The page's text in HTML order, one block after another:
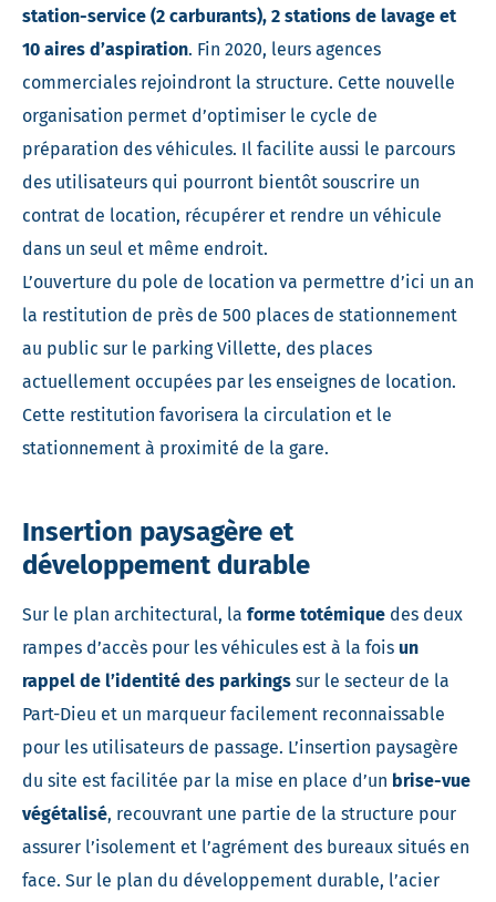
station-service (2 carburants), 2 stations de lavage et
10 aires d’aspiration. Fin 2020, leurs agences
commerciales rejoindront la structure. Cette nouvelle
organisation permet d’optimiser le cycle de
préparation des véhicules. Il facilite aussi le parcours
des utilisateurs qui pourront bientôt souscrire un
contrat de location, récupérer et rendre un véhicule
dans un seul et même endroit.
L’ouverture du pole de location va permettre d’ici un an
la restitution de près de 500 places de stationnement
au public sur le parking Villette, des places
actuellement occupées par les enseignes de location.
Cette restitution favorisera la circulation et le
stationnement à proximité de la gare.
Insertion paysagère et
développement durable
Sur le plan architectural, la forme totémique des deux
rampes d’accès pour les véhicules est à la fois un
rappel de l’identité des parkings sur le secteur de la
Part-Dieu et un marqueur facilement reconnaissable
pour les utilisateurs de passage. L’insertion paysagère
du site est facilitée par la mise en place d’un brise-vue
végétalisé, recouvrant une partie de la structure pour
assurer l’isolement et l’agrément des bureaux situés en
face. Sur le plan du développement durable, l’acier